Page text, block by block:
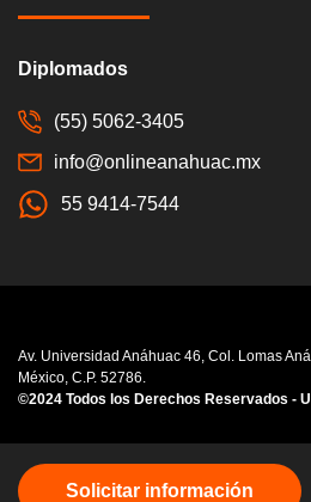
Diplomados
(55) 5062-3405
info@onlineanahuac.mx
55 9414-7544
Av. Universidad Anáhuac 46, Col. Lomas
México, C.P. 52786.
©2024 Todos los Derechos Reservados -
Consulta nuestroAviso de Privacidad
Solicitar información